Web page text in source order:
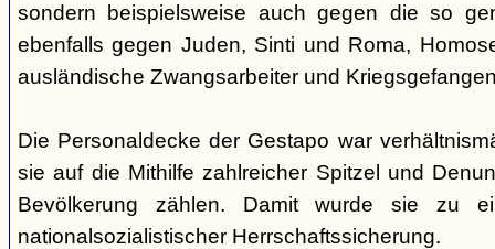
sondern beispielsweise auch gegen die so
ebenfalls gegen Juden, Sinti und Roma,
ausländische Zwangsarbeiter und
Die Personaldecke der Gestapo war
sie auf die Mithilfe zahlreicher Spitzel und
Bevölkerung zählen. Damit wurde sie zu
nationalsozialistischer Herrschaftssicherung.